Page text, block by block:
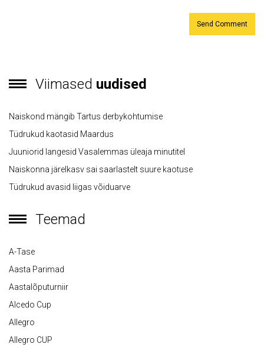
Viimased uudised
Naiskond mängib Tartus derbykohtumise
Tüdrukud kaotasid Maardus
Juuniorid langesid Vasalemmas üleaja minutitel
Naiskonna järelkasv sai saarlastelt suure kaotuse
Tüdrukud avasid liigas võiduarve
Teemad
A-Tase
Aasta Parimad
Aastalõputurniir
Alcedo Cup
Allegro
Allegro CUP